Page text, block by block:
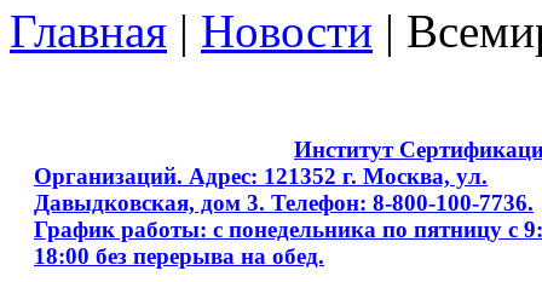
Главная | Новости |
Институт
Организаций. Адрес: 121352 г. Москва, ул.
Давыдковская, дом 3. Телефон: 8-800-100-7736.
График работы: с понедельника по пятницу с
18:00 без перерыва на обед.